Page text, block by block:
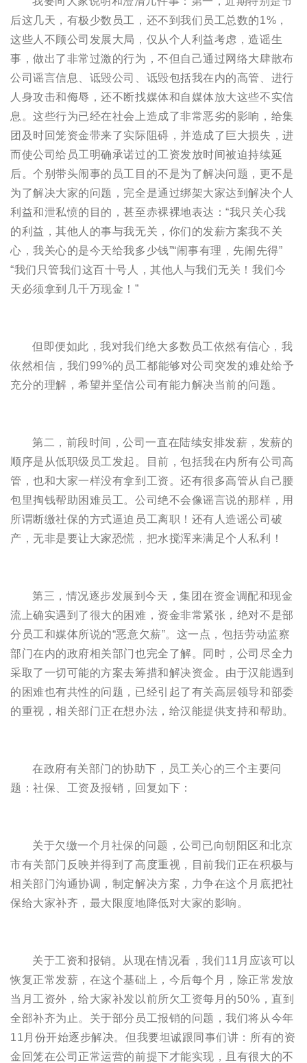
后这几天，有极少数员工，还不到我们员工总数的1%，
这些人不顾公司发展大局，仅从个人利益考虑，造谣生
事，做出了非常过激的行为，不但自己通过网络大肆散布
公司谣言信息、诋毁公司、诋毁包括我在内的高管、进行
人身攻击和侮辱，还不断找媒体和自媒体放大这些不实信
息。这些行为已经在社会上造成了非常恶劣的影响，给集
团及时回笼资金带来了实际阻碍，并造成了巨大损失，进
而使公司给员工明确承诺过的工资发放时间被迫持续延
后。个别带头闹事的员工目的不是为了解决问题，更不是
为了解决大家的问题，完全是通过绑架大家达到解决个人
利益和泄私愤的目的，甚至赤裸裸地表达：“我只关心我
的利益，其他人的事与我无关，你们的发薪方案我不关
心，我关心的是今天给我多少钱”“闹事有理，先闹先得”
“我们只管我们这百十号人，其他人与我们无关！我们今
天必须拿到几千万现金！”
但即便如此，我对我们绝大多数员工依然有信心，我
依然相信，我们99%的员工都能够对公司突发的难处给予
充分的理解，希望并坚信公司有能力解决当前的问题。
第二，前段时间，公司一直在陆续安排发薪，发薪的
顺序是从低职级员工发起。目前，包括我在内所有公司高
管，也和大家一样没有拿到工资。还有很多高管从自己腰
包里掏钱帮助困难员工。公司绝不会像谣言说的那样，用
所谓断缴社保的方式逼迫员工离职！还有人造谣公司破
产，无非是要让大家恐慌，把水搅浑来满足个人私利！
第三，情况逐步发展到今天，集团在资金调配和现金
流上确实遇到了很大的困难，资金非常紧张，绝对不是部
分员工和媒体所说的“恶意欠薪”。这一点，包括劳动监察
部门在内的政府相关部门也完全了解。同时，公司尽全力
采取了一切可能的方案去筹措和解决资金。由于汉能遇到
的困难也有共性的问题，已经引起了有关高层领导和部委
的重视，相关部门正在想办法，给汉能提供支持和帮助。
在政府有关部门的协助下，员工关心的三个主要问
题：社保、工资及报销，回复如下：
关于欠缴一个月社保的问题，公司已向朝阳区和北京
市有关部门反映并得到了高度重视，目前我们正在积极与
相关部门沟通协调，制定解决方案，力争在这个月底把社
保给大家补齐，最大限度地降低对大家的影响。
关于工资和报销。从现在情况看，我们11月应该可以
恢复正常发薪，在这个基础上，今后每个月，除正常发放
当月工资外，给大家补发以前所欠工资每月的50%，直到
全部补齐为止。关于部分员工报销的问题，我们将从今年
11月份开始逐步解决。但我要坦诚跟同事们讲：所有的资
金回笼在公司正常运营的前提下才能实现，且有很大的不